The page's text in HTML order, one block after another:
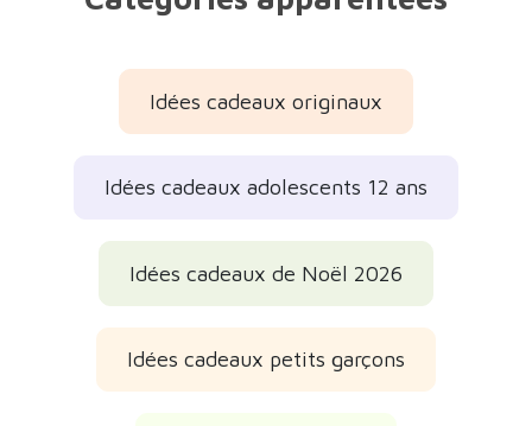
Idées cadeaux originaux
Idées cadeaux adolescents 12 ans
Idées cadeaux de Noël 2026
Idées cadeaux petits garçons